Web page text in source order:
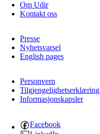
Om Udir
Kontakt oss
Presse
Nyhetsvarsel
English pages
Personvern
Tilgjengelighetserklæring
Informasjonskapsler
Facebook